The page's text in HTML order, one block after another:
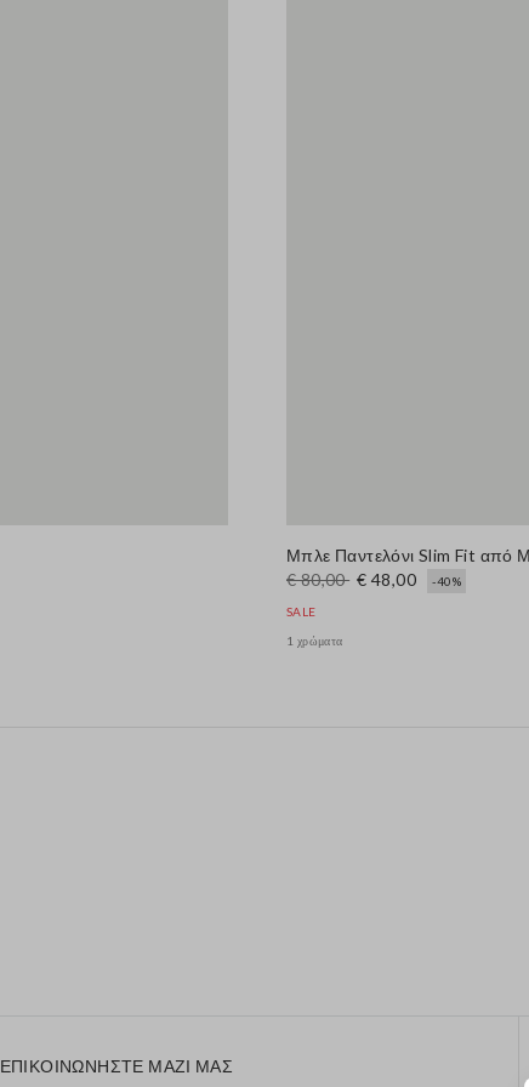
Μπλε Παντελόνι Slim Fit από
€ 80,00 € 48,00 -40%
SALE
1 χρώματα
ΕΠΙΚΟΙΝΩΝΗΣΤΕ ΜΑΖΙ ΜΑΣ